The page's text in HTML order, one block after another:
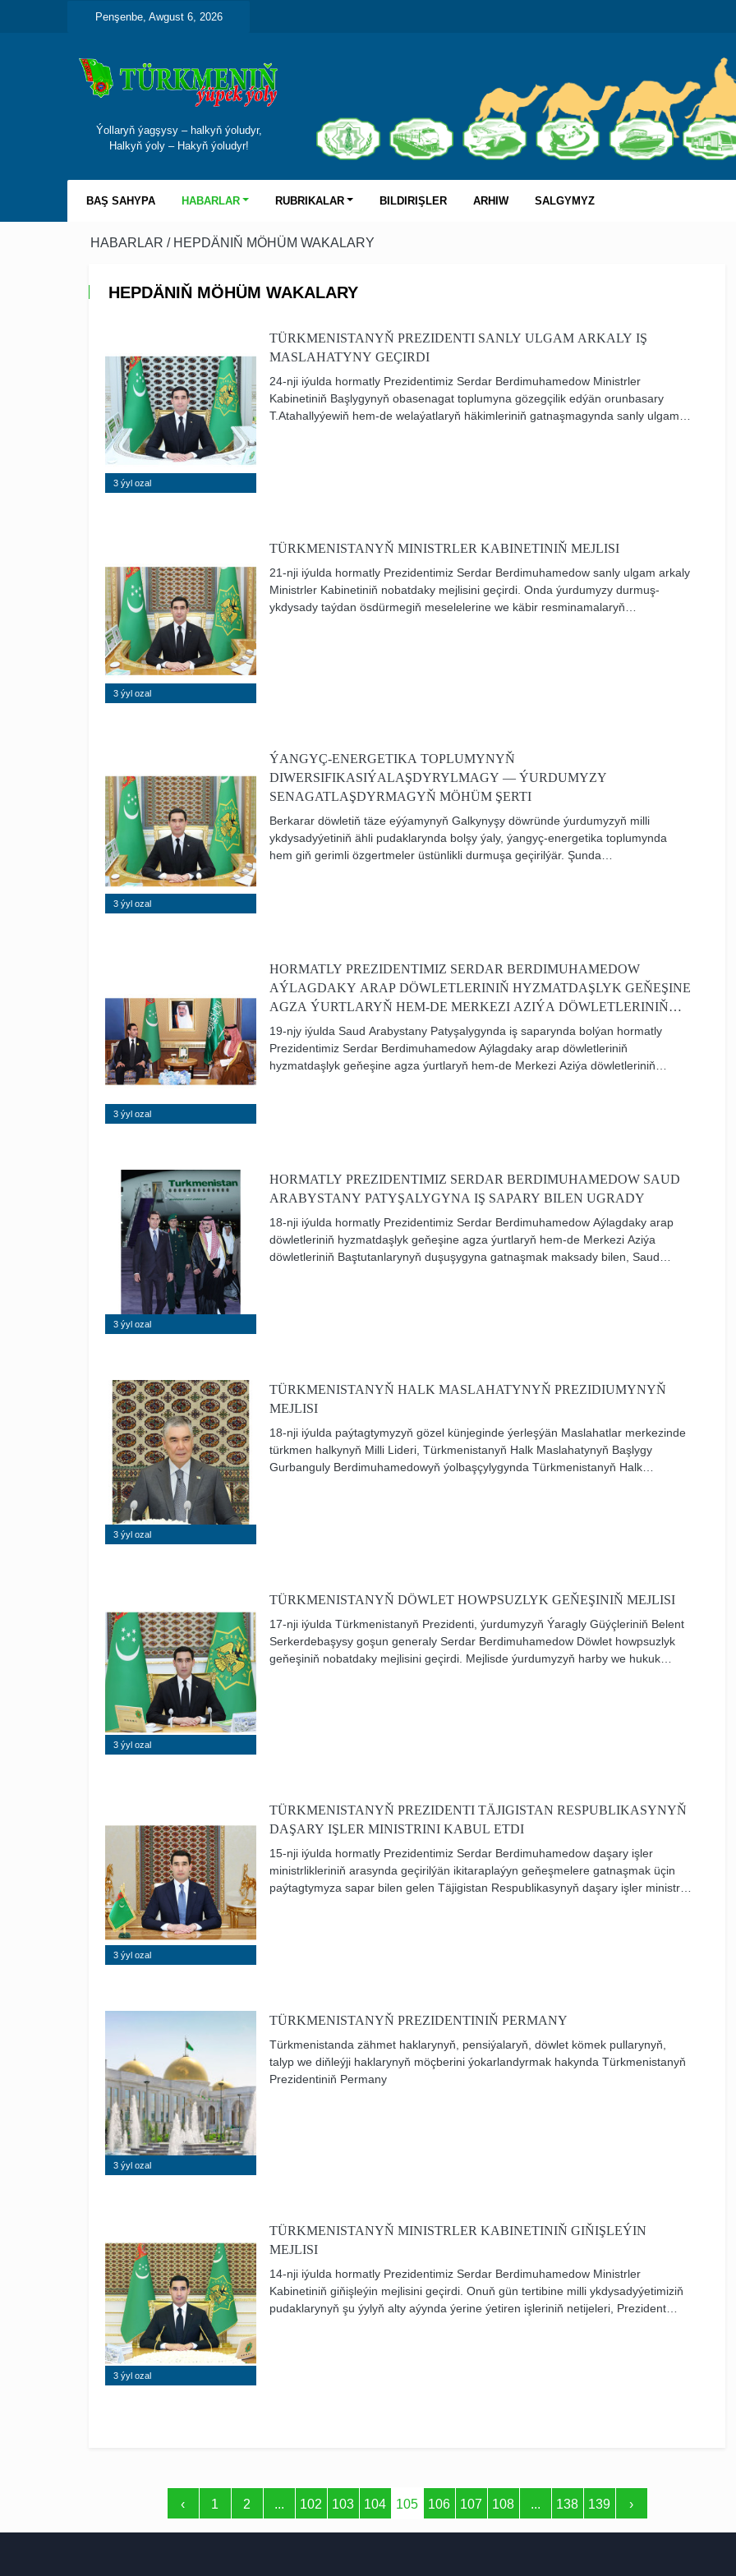
Penşenbe, Awgust 6, 2026
Ýollaryň ýagşysy – halkyň ýoludyr,
Halkyň ýoly – Hakyň ýoludyr!
BAŞ SAHYPA HABARLAR RUBRIKALAR BILDIRIŞLER ARHIW SALGYMYZ
HABARLAR / HEPDÄNIŇ MÖHÜM WAKALARY
HEPDÄNIŇ MÖHÜM WAKALARY
3 ýyl ozal
TÜRKMENISTANYŇ PREZIDENTI SANLY ULGAM ARKALY IŞ
MASLAHATYNY GEÇIRDI
24-nji iýulda hormatly Prezidentimiz Serdar Berdimuhamedow Ministrler
Kabinetiniň Başlygynyň obasenagat toplumyna gözegçilik edýän orunbasary
T.Atahallyýewiň hem-de welaýatlaryň häkimleriniň gatnaşmagynda sanly ulgam
3 ýyl ozal
TÜRKMENISTANYŇ MINISTRLER KABINETINIŇ MEJLISI
21-nji iýulda hormatly Prezidentimiz Serdar Berdimuhamedow sanly ulgam arkaly
Ministrler Kabinetiniň nobatdaky mejlisini geçirdi. Onda ýurdumyzy durmuş-
ykdysady taýdan ösdürmegiň meselelerine we käbir resminamalaryň
3 ýyl ozal
ÝANGYÇ-ENERGETIKA TOPLUMYNYŇ
DIWERSIFIKASIÝALAŞDYRYLMAGY — ÝURDUMYZY
SENAGATLAŞDYRMAGYŇ MÖHÜM ŞERTI
Berkarar döwletiň täze eýýamynyň Galkynyşy döwründe ýurdumyzyň milli
ykdysadyýetiniň ähli pudaklarynda bolşy ýaly, ýangyç-energetika toplumynda
hem giň gerimli özgertmeler üstünlikli durmuşa geçirilýär. Şunda
3 ýyl ozal
HORMATLY PREZIDENTIMIZ SERDAR BERDIMUHAMEDOW
AÝLAGDAKY ARAP DÖWLETLERINIŇ HYZMATDAŞLYK GEŇEŞINE
AGZA ÝURTLARYŇ HEM-DE MERKEZI AZIÝA DÖWLETLERINIŇ
BAŞTUTANLARYNYŇ SAMMITINE GATNAŞDY
19-njy iýulda Saud Arabystany Patyşalygynda iş saparynda bolýan hormatly
Prezidentimiz Serdar Berdimuhamedow Aýlagdaky arap döwletleriniň
hyzmatdaşlyk geňeşine agza ýurtlaryň hem-de Merkezi Aziýa döwletleriniň
3 ýyl ozal
HORMATLY PREZIDENTIMIZ SERDAR BERDIMUHAMEDOW SAUD
ARABYSTANY PATYŞALYGYNA IŞ SAPARY BILEN UGRADY
18-nji iýulda hormatly Prezidentimiz Serdar Berdimuhamedow Aýlagdaky arap
döwletleriniň hyzmatdaşlyk geňeşine agza ýurtlaryň hem-de Merkezi Aziýa
döwletleriniň Baştutanlarynyň duşuşygyna gatnaşmak maksady bilen, Saud
3 ýyl ozal
TÜRKMENISTANYŇ HALK MASLAHATYNYŇ PREZIDIUMYNYŇ
MEJLISI
18-nji iýulda paýtagtymyzyň gözel künjeginde ýerleşýän Maslahatlar merkezinde
türkmen halkynyň Milli Lideri, Türkmenistanyň Halk Maslahatynyň Başlygy
Gurbanguly Berdimuhamedowyň ýolbaşçylygynda Türkmenistanyň Halk
3 ýyl ozal
TÜRKMENISTANYŇ DÖWLET HOWPSUZLYK GEŇEŞINIŇ MEJLISI
17-nji iýulda Türkmenistanyň Prezidenti, ýurdumyzyň Ýaragly Güýçleriniň Belent
Serkerdebaşysy goşun generaly Serdar Berdimuhamedow Döwlet howpsuzlyk
geňeşiniň nobatdaky mejlisini geçirdi. Mejlisde ýurdumyzyň harby we hukuk
3 ýyl ozal
TÜRKMENISTANYŇ PREZIDENTI TÄJIGISTAN RESPUBLIKASYNYŇ
DAŞARY IŞLER MINISTRINI KABUL ETDI
15-nji iýulda hormatly Prezidentimiz Serdar Berdimuhamedow daşary işler
ministrlikleriniň arasynda geçirilýän ikitaraplaýyn geňeşmelere gatnaşmak üçin
paýtagtymyza sapar bilen gelen Täjigistan Respublikasynyň daşary işler ministri
3 ýyl ozal
TÜRKMENISTANYŇ PREZIDENTINIŇ PERMANY
Türkmenistanda zähmet haklarynyň, pensiýalaryň, döwlet kömek pullarynyň,
talyp we diňleýji haklarynyň möçberini ýokarlandyrmak hakynda Türkmenistanyň
Prezidentiniň Permany
3 ýyl ozal
TÜRKMENISTANYŇ MINISTRLER KABINETINIŇ GIŇIŞLEÝIN
MEJLISI
14-nji iýulda hormatly Prezidentimiz Serdar Berdimuhamedow Ministrler
Kabinetiniň giňişleýin mejlisini geçirdi. Onuň gün tertibine milli ykdysadyýetimiziň
pudaklarynyň şu ýylyň alty aýynda ýerine ýetiren işleriniň netijeleri, Prezident
‹ 1 2 ... 102 103 104 105 106 107 108 ... 138 139 ›